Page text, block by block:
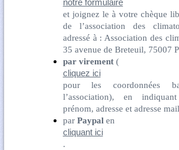
notre formulaire
et joignez le à votre chèque
de l’association des
adressé à : Association des
35 avenue de Breteuil, 75007
par virement(
cliquez ici
pour les coordonnées
l’association), en
prénom, adresse et adresse
par Paypal en
cliquant ici
.